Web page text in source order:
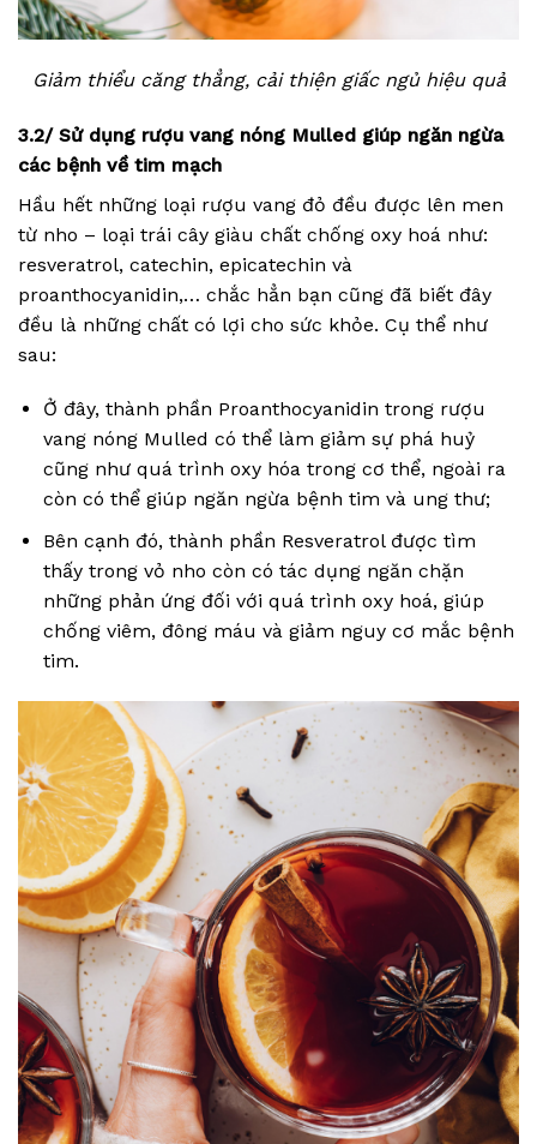
Giảm thiểu căng thẳng, cải thiện giấc ngủ hiệu quả
3.2/ Sử dụng rượu vang nóng Mulled giúp ngăn ngừa
các bệnh về tim mạch
Hầu hết những loại rượu vang đỏ đều được lên men
từ nho – loại trái cây giàu chất chống oxy hoá như:
resveratrol, catechin, epicatechin và
proanthocyanidin,… chắc hẳn bạn cũng đã biết đây
đều là những chất có lợi cho sức khỏe. Cụ thể như
sau:
Ở đây, thành phần Proanthocyanidin trong rượu
vang nóng Mulled có thể làm giảm sự phá huỷ
cũng như quá trình oxy hóa trong cơ thể, ngoài ra
còn có thể giúp ngăn ngừa bệnh tim và ung thư;
Bên cạnh đó, thành phần Resveratrol được tìm
thấy trong vỏ nho còn có tác dụng ngăn chặn
những phản ứng đối với quá trình oxy hoá, giúp
chống viêm, đông máu và giảm nguy cơ mắc bệnh
tim.